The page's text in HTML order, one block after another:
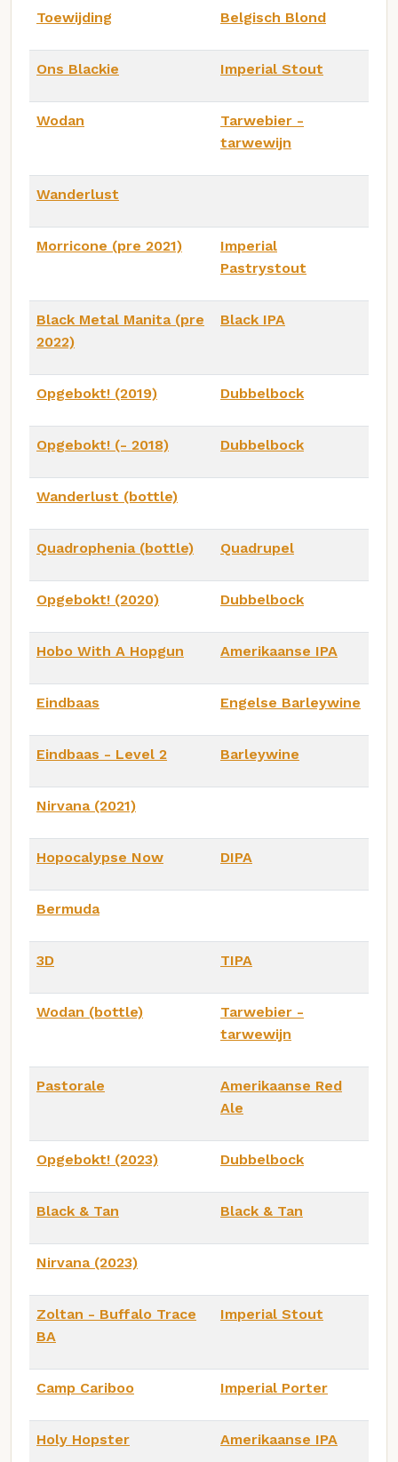
Toewijding Belgisch Blond
Ons Blackie Imperial Stout
Wodan
Tarwebier -
tarwewijn
Wanderlust
Morricone (pre 2021)
Imperial
Pastrystout
Black Metal Manita (pre
2022)
Black IPA
Opgebokt! (2019) Dubbelbock
Opgebokt! (- 2018) Dubbelbock
Wanderlust (bottle)
Quadrophenia (bottle) Quadrupel
Opgebokt! (2020) Dubbelbock
Hobo With A Hopgun Amerikaanse IPA
Eindbaas Engelse Barleywine
Eindbaas - Level 2 Barleywine
Nirvana (2021)
Hopocalypse Now DIPA
Bermuda
3D TIPA
Wodan (bottle)
Tarwebier -
tarwewijn
Pastorale
Amerikaanse Red
Ale
Opgebokt! (2023) Dubbelbock
Black & Tan Black & Tan
Nirvana (2023)
Zoltan - Buffalo Trace
BA
Imperial Stout
Camp Cariboo Imperial Porter
Holy Hopster Amerikaanse IPA